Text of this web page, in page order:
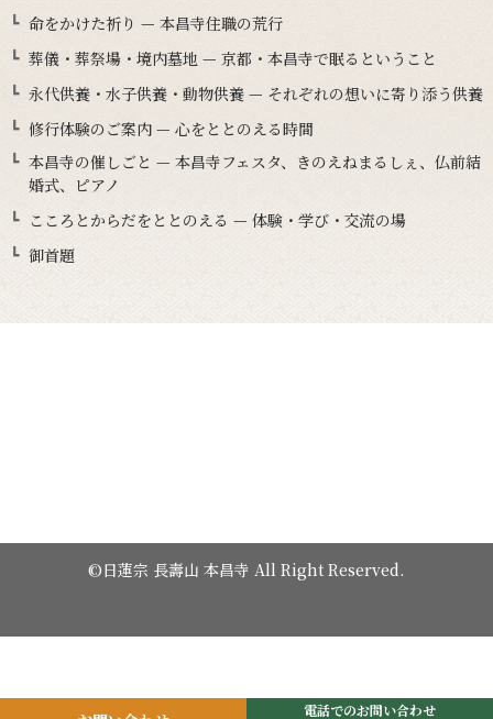
電話でのお問い合わせ
命をかけた祈り — 本昌寺住職の荒行
葬儀・葬祭場・境内墓地 — 京都・本昌寺で眠るということ
永代供養・水子供養・動物供養 — それぞれの想いに寄り添う供養
修行体験のご案内 — 心をととのえる時間
本昌寺の催しごと — 本昌寺フェスタ、きのえねまるしぇ、仏前結
婚式、ピアノ
こころとからだをととのえる — 体験・学び・交流の場
御首題
©日蓮宗 長壽山 本昌寺 All Right Reserved.